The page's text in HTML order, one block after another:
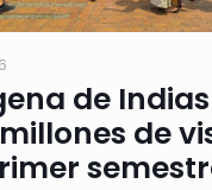
de
de